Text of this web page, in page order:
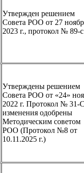
Утвержден решением
Совета РОО от 27
2023 г., протокол № 89-с
Утверждены решением
Совета РОО от «24»
2022 г. Протокол № 31-
изменения одобрены
Методическим советом
РОО (Протокол №8 от
10.11.2025 г.)